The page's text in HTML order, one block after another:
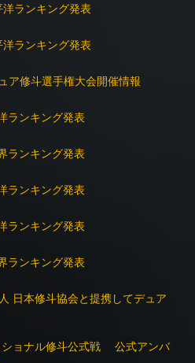
ランキング発表
ランキング発表
ア修斗選手権大会開催情報
ランキング発表
ランキング発表
ランキング発表
ランキング発表
ランキング発表
日本修斗協会と提携してデュア
ショナル修斗公式戦 公式アンバ